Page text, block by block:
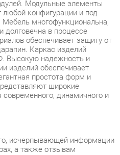
обеспечивает защиту от
Каркас изделий
надежность и
изделий обеспечивает
простота форм и
широкие
динамичного и
исчерпывающей информации
мебель
Готовые комплекты
из Екатеринбурга по цене